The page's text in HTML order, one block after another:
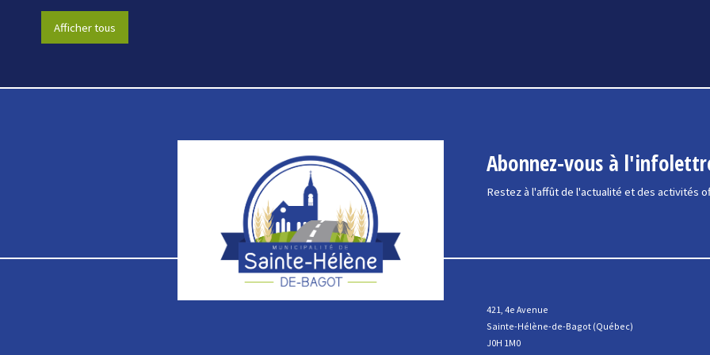
Afficher tous
Abonnez-vous à
Restez à l'affût de l'actualité et des activités
421, 4e Avenue
Sainte-Hélène-de-Bagot (Québec)
J0H 1M0